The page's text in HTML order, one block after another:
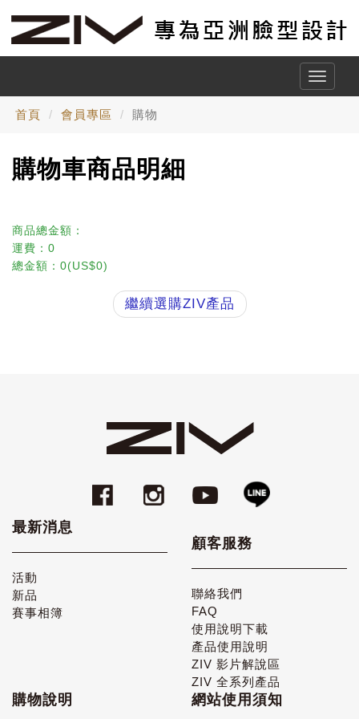
Toggle
首頁 會員專區 購物
購物車商品明細
商品總金額：
運費：0
總金額：0(US$0)
繼續選購ZIV產品
最新消息
活動
新品
賽事相簿
顧客服務
聯絡我們
FAQ
使用說明下載
產品使用說明
ZIV 影片解說區
ZIV 全系列產品
購物說明 網站使用須知